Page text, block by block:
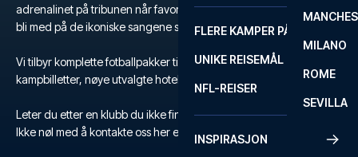
MILANO
ROME
SEVILLA
FLERE KAMPER PÅ ÉN REISE
UNIKE REISEMÅL
NFL-REISER
INSPIRASJON
adrenalinet på tribunen når favorittlaget ditt kjemper for seier, og
bli med på de ikoniske sangene som runger gjennom stadion.
Vi tilbyr komplette fotballpakker til Premier League med
kampbilletter, nøye utvalgte hoteller og flyreise.
Leter du etter en klubb du ikke finner?
Ikke nøl med å kontakte oss her eller på +47 73 02 20 22